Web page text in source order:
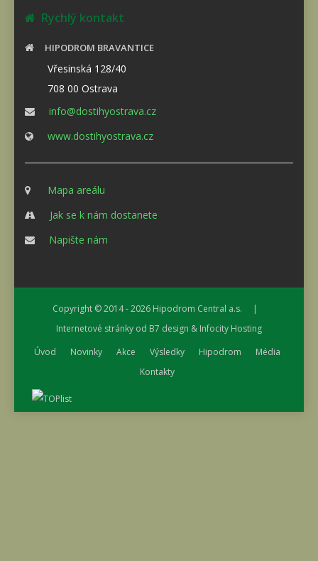
Rychlý kontakt
HIPODROM BRAVANTICE
Vřesinská 128/40
708 00 Ostrava
info@dostihyostrava.cz
www.dostihyostrava.cz
Mapa areálu
Jak se k nám dostanete
Napište nám
Copyright © 2014 - 2026 Hipodrom Central a.s. |
Internetové stránky od B7 design & Infocity Hosting
Úvod
Novinky Akce Výsledky Hipodrom
Média
Kontakty